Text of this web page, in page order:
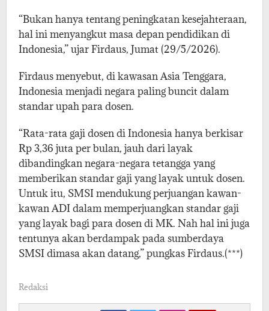
“Bukan hanya tentang peningkatan kesejahteraan,
hal ini menyangkut masa depan pendidikan di
Indonesia,” ujar Firdaus, Jumat (29/5/2026).
Firdaus menyebut, di kawasan Asia Tenggara,
Indonesia menjadi negara paling buncit dalam
standar upah para dosen.
“Rata-rata gaji dosen di Indonesia hanya berkisar
Rp 3,36 juta per bulan, jauh dari layak
dibandingkan negara-negara tetangga yang
memberikan standar gaji yang layak untuk dosen.
Untuk itu, SMSI mendukung perjuangan kawan-
kawan ADI dalam memperjuangkan standar gaji
yang layak bagi para dosen di MK. Nah hal ini juga
tentunya akan berdampak pada sumberdaya
SMSI dimasa akan datang,” pungkas Firdaus.(***)
Redaksi